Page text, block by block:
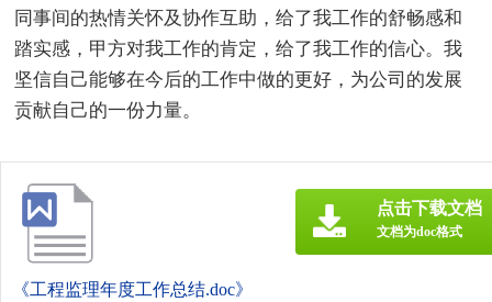
同事间的热情关怀及协作互助，给了我工作的舒畅感和
踏实感，甲方对我工作的肯定，给了我工作的信心。我
坚信自己能够在今后的工作中做的更好，为公司的发展
贡献自己的一份力量。
《工程监理年度工作总结.doc》
点击下载文档
文档为doc格式